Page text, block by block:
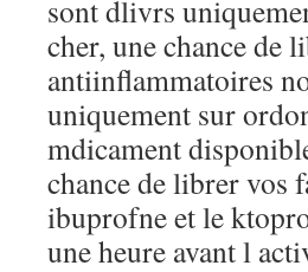
sont dlivrs
cher, une chance de
antiinflammatoires
uniquement sur
mdicament
chance de librer vos
ibuprofne et le
une heure avant l